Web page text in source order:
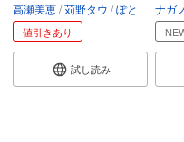
高瀬美恵 苅野タウ ぽと
値引きあり
試し読み
ナガ